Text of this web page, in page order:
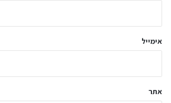
אימייל
אתר